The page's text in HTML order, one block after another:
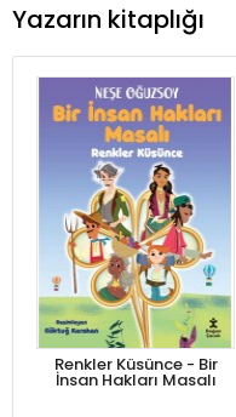
Yazarın kitaplığı
Renkler Küsünce - Bir
İnsan Hakları Masalı